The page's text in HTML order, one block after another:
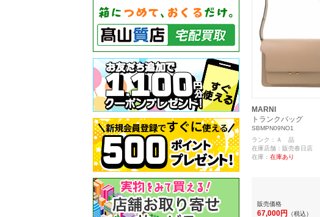
MARNI
トランクバッグ
SBMPN09NO1
ランク：Ａ 品
在庫店舗：販売春日店
在庫： 在庫あり
販売価格
67,000円 （税込）